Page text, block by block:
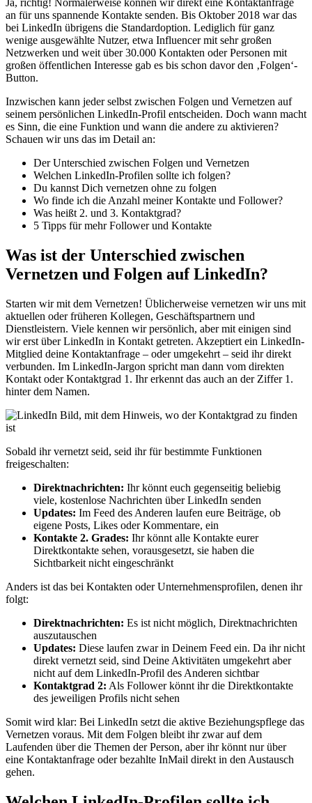
an für uns spannende Kontakte senden. Bis Oktober 2018 war das
bei LinkedIn übrigens die Standardoption. Lediglich für ganz
wenige ausgewählte Nutzer, etwa Influencer mit sehr großen
Netzwerken und weit über 30.000 Kontakten oder Personen mit
großen öffentlichen Interesse gab es bis schon davor den ‚Folgen‘-
Button.
Inzwischen kann jeder selbst zwischen Folgen und Vernetzen auf
seinem persönlichen LinkedIn-Profil entscheiden. Doch wann macht
es Sinn, die eine Funktion und wann die andere zu aktivieren?
Schauen wir uns das im Detail an:
Der Unterschied zwischen Folgen und Vernetzen
Welchen LinkedIn-Profilen sollte ich folgen?
Du kannst Dich vernetzen ohne zu folgen
Wo finde ich die Anzahl meiner Kontakte und Follower?
Was heißt 2. und 3. Kontaktgrad?
5 Tipps für mehr Follower und Kontakte
Was ist der Unterschied zwischen
Vernetzen und Folgen auf LinkedIn?
Starten wir mit dem Vernetzen! Üblicherweise vernetzen wir uns mit
aktuellen oder früheren Kollegen, Geschäftspartnern und
Dienstleistern. Viele kennen wir persönlich, aber mit einigen sind
wir erst über LinkedIn in Kontakt getreten. Akzeptiert ein LinkedIn-
Mitglied deine Kontaktanfrage – oder umgekehrt – seid ihr direkt
verbunden. Im LinkedIn-Jargon spricht man dann vom direkten
Kontakt oder Kontaktgrad 1. Ihr erkennt das auch an der Ziffer 1.
hinter dem Namen.
Sobald ihr vernetzt seid, seid ihr für bestimmte Funktionen
freigeschalten:
Direktnachrichten: Ihr könnt euch gegenseitig beliebig
viele, kostenlose Nachrichten über LinkedIn senden
Updates: Im Feed des Anderen laufen eure Beiträge, ob
eigene Posts, Likes oder Kommentare, ein
Kontakte 2. Grades: Ihr könnt alle Kontakte eurer
Direktkontakte sehen, vorausgesetzt, sie haben die
Sichtbarkeit nicht eingeschränkt
Anders ist das bei Kontakten oder Unternehmensprofilen, denen ihr
folgt:
Direktnachrichten: Es ist nicht möglich, Direktnachrichten
auszutauschen
Updates: Diese laufen zwar in Deinem Feed ein. Da ihr nicht
direkt vernetzt seid, sind Deine Aktivitäten umgekehrt aber
nicht auf dem LinkedIn-Profil des Anderen sichtbar
Kontaktgrad 2: Als Follower könnt ihr die Direktkontakte
des jeweiligen Profils nicht sehen
Somit wird klar: Bei LinkedIn setzt die aktive Beziehungspflege das
Vernetzen voraus. Mit dem Folgen bleibt ihr zwar auf dem
Laufenden über die Themen der Person, aber ihr könnt nur über
eine Kontaktanfrage oder bezahlte InMail direkt in den Austausch
gehen.